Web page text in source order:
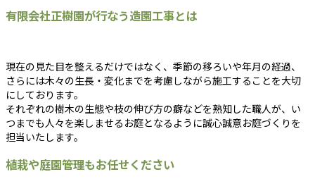
有限会社正樹園が行なう造園工事とは
現在の見た目を整えるだけではなく、季節の移ろいや年月の経過、
さらには木々の生長・変化までを考慮しながら施工することを大切
にしております。
それぞれの樹木の生態や枝の伸び方の癖などを熟知した職人が、い
つまでも人々を楽しませるお庭となるように誠心誠意お庭づくりを
担当いたします。
植栽や庭園管理もお任せください